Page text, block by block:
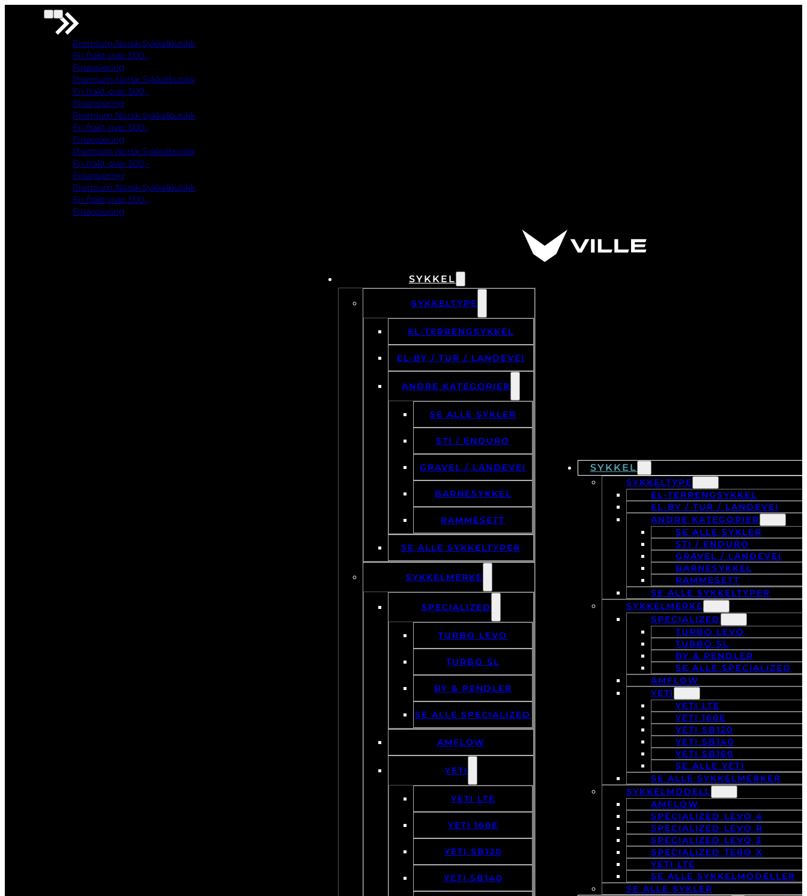
Premium Norsk Sykkelbutikk
Fri frakt over 500,-
Finansiering
Premium Norsk Sykkelbutikk
Fri frakt over 500,-
Finansiering
Premium Norsk Sykkelbutikk
Fri frakt over 500,-
Finansiering
Premium Norsk Sykkelbutikk
Fri frakt over 500,-
Finansiering
Premium Norsk Sykkelbutikk
Fri frakt over 500,-
Finansiering
SYKKEL
SYKKELTYPE
EL-TERRENGSYKKEL
EL-BY / TUR / LANDEVEI
ANDRE KATEGORIER
SE ALLE SYKLER
STI / ENDURO
GRAVEL / LANDEVEI
BARNESYKKEL
RAMMESETT
SE ALLE SYKKELTYPER
SYKKELMERKE
SPECIALIZED
TURBO LEVO
TURBO SL
BY & PENDLER
SE ALLE SPECIALIZED
AMFLOW
YETI
YETI LTE
YETI 160E
YETI SB120
YETI SB140
SYKKEL
SYKKELTYPE
EL-TERRENGSYKKEL
EL-BY / TUR / LANDEVEI
ANDRE KATEGORIER
SE ALLE SYKLER
STI / ENDURO
GRAVEL / LANDEVEI
BARNESYKKEL
RAMMESETT
SE ALLE SYKKELTYPER
SYKKELMERKE
SPECIALIZED
TURBO LEVO
TURBO SL
BY & PENDLER
SE ALLE SPECIALIZED
AMFLOW
YETI
YETI LTE
YETI 160E
YETI SB120
YETI SB140
YETI SB160
SE ALLE YETI
SE ALLE SYKKELMERKER
SYKKELMODELL
AMFLOW
SPECIALIZED LEVO 4
SPECIALIZED LEVO R
SPECIALIZED LEVO 3
SPECIALIZED TERO X
YETI LTE
SE ALLE SYKKELMODELLER
SE ALLE SYKLER